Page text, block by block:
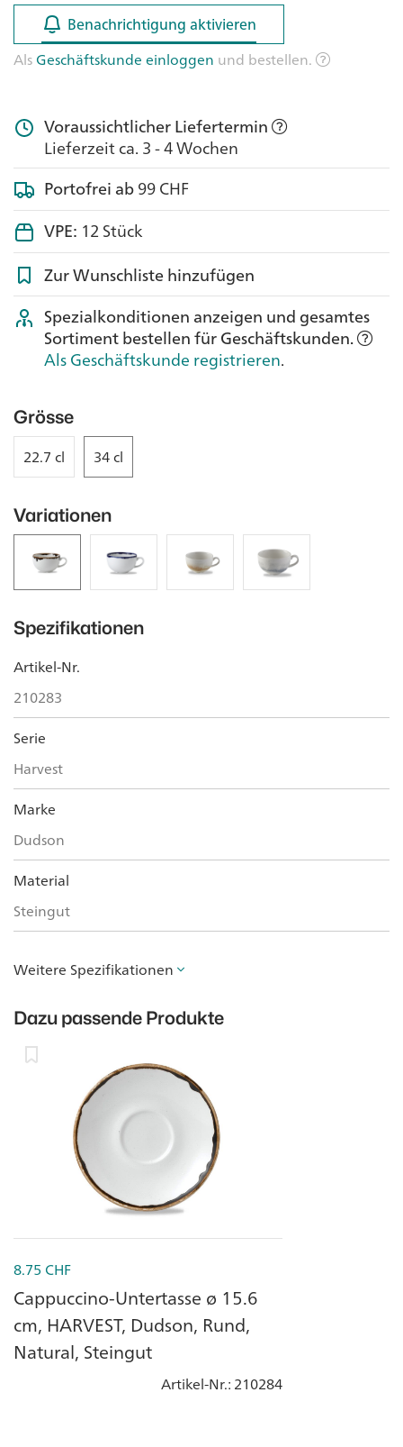
Benachrichtigung aktivieren
Benachrichtigung aktivieren
AlsGeschäftskunde einloggen und bestellen.
Voraussichtlicher Liefertermin
Lieferzeit ca. 3 - 4 Wochen
Portofrei ab99 CHF
VPE: 12 Stück
Zur Wunschliste hinzufügen
Spezialkonditionen anzeigen und gesamtes
Sortiment bestellen für Geschäftskunden.
Als Geschäftskunde registrieren.
Grösse
22.7 cl 34 cl
Variationen
Spezifikationen
Artikel-Nr.
210283
Serie
Harvest
Marke
Dudson
Material
Steingut
Weitere Spezifikationen
Dazu passende Produkte
8.75 CHF
Cappuccino-Untertasse ø 15.6
cm, HARVEST, Dudson, Rund,
Natural, Steingut
Artikel-Nr.: 210284